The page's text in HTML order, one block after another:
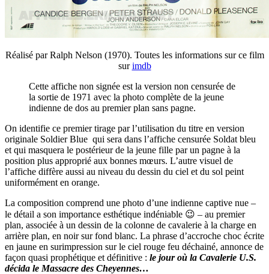
Réalisé par Ralph Nelson (1970). Toutes les informations sur ce film
surimdb
Cette affiche non signée est la version non censurée de
la sortie de 1971 avec la photo complète de la jeune
indienne de dos au premier plan sans pagne.
On identifie ce premier tirage par l’utilisation du titre en version
originale Soldier Blue qui sera dans l’affiche censurée Soldat bleu
et qui masquera le postérieur de la jeune fille par un pagne à la
position plus approprié aux bonnes mœurs. L’autre visuel de
l’affiche diffère aussi au niveau du dessin du ciel et du sol peint
uniformément en orange.
La composition comprend une photo d’une indienne captive nue –
le détail a son importance esthétique indéniable 😉 – au premier
plan, associée à un dessin de la colonne de cavalerie à la charge en
arrière plan, en noir sur fond blanc. La phrase d’accroche choc écrite
en jaune en surimpression sur le ciel rouge feu déchainé, annonce de
façon quasi prophétique et définitive : le jour où la Cavalerie U.S.
décida le Massacre des Cheyennes…